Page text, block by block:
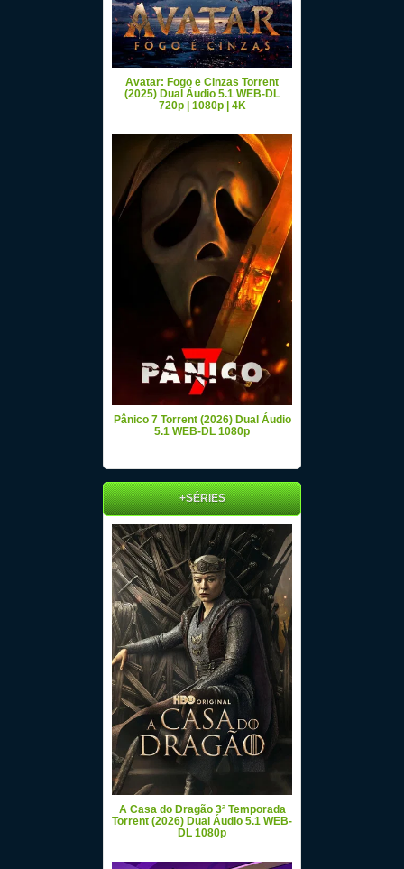
Avatar: Fogo e Cinzas Torrent
(2025) Dual Áudio 5.1 WEB-DL
720p | 1080p | 4K
Pânico 7 Torrent (2026) Dual Áudio
5.1 WEB-DL 1080p
+SÉRIES
A Casa do Dragão 3ª Temporada
Torrent (2026) Dual Áudio 5.1 WEB-
DL 1080p